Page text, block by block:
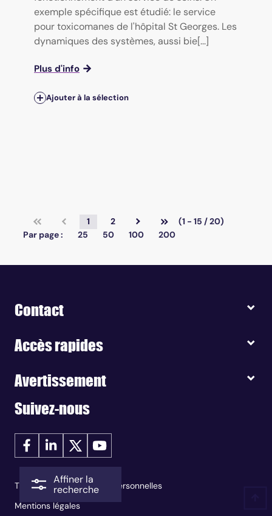
Affiner la
recherche
exemple spécifique est étudié: le service
pour toxicomanes de l'hôpital St Georges. Les
dynamiques des systèmes, aussi bie[...]
Plus d'info
Ajouter à la sélection
1 2
(1 - 15 / 20)
Par page :
25 50 100 200
Contact
Accès rapides
Avertissement
Suivez-nous
Traitement des données personnelles
Mentions légales